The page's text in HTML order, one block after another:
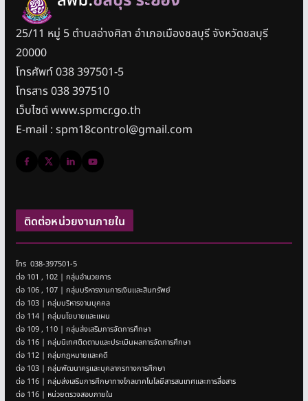
25/11 หมู่ 5 ตำบลอ่างศิลา อำเภอเมืองชลบุรี จังหวัดชลบุรี
20000
โทรศัพท์ 038 397501-5
โทรสาร 038 397510
เว็บไซต์ www.spmcr.go.th
E-mail : spm18control@gmail.com
ติดต่อหน่วยงานภายใน
โทร 038-397501-5
ต่อ 101 , 102 | กลุ่มอำนวยการ
ต่อ 106 , 107 | กลุ่มบริหารงานการเงินและสินทรัพย์
ต่อ 103 | กลุ่มบริหารงานบุคคล
ต่อ 114 | กลุ่มนโยบายและแผน
ต่อ 109 , 110 | กลุ่มส่งเสริมการจัดการศึกษา
ต่อ 116 | กลุ่มนิเทศติดตามและประเมินผลการจัดการศึกษา
ต่อ 112 | กลุ่มกฎหมายและคดี
ต่อ 103 | กลุ่มพัฒนาครูและบุคลากรทางการศึกษา
ต่อ 116 | กลุ่มส่งเสริมการศึกษาทางไกลเทคโนโลยีสารสนเทศและการสื่อสาร
ต่อ 116 | หน่วยตรวจสอบภายใน